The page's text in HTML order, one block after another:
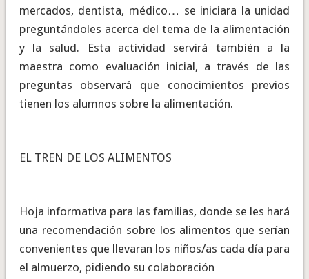
mercados, dentista, médico… se iniciara la unidad
preguntándoles acerca del tema de la alimentación
y la salud. Esta actividad servirá también a la
maestra como evaluación inicial, a través de las
preguntas observará que conocimientos previos
tienen los alumnos sobre la alimentación.
EL TREN DE LOS ALIMENTOS
Hoja informativa para las familias, donde se les hará
una recomendación sobre los alimentos que serían
convenientes que llevaran los niños/as cada día para
el almuerzo, pidiendo su colaboración